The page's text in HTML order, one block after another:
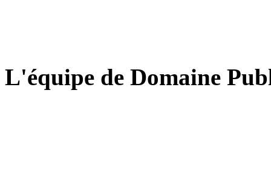
L'équipe de Domaine